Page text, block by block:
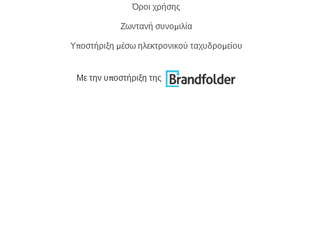
Όροι χρήσης
Ζωντανή συνομιλία
Υποστήριξη μέσω ηλεκτρονικού ταχυδρομείου
Με την υποστήριξη της